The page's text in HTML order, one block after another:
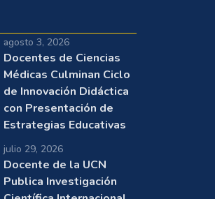
agosto 3, 2026
Docentes de Ciencias
Médicas Culminan Ciclo
de Innovación Didáctica
con Presentación de
Estrategias Educativas
julio 29, 2026
Docente de la UCN
Publica Investigación